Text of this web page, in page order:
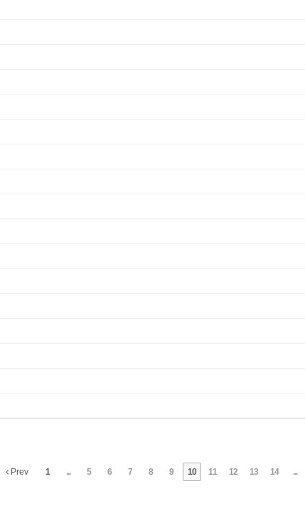
Prev 1 ... 5 6 7 8 9 10 11 12 13 14 ...